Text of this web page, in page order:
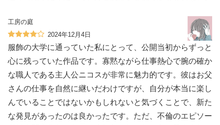
工房の庭
2024年12月4日
服飾の大学に通っていた私にとって、公開当初からずっと
心に残っていた作品です。寡黙ながら仕事熱心で腕の確か
な職人である主人公ニコスが非常に魅力的です。彼はお父
さんの仕事を自然に継いだわけですが、自分が本当に楽し
んでいることではないかもしれないと気づくことで、新た
な発見があったのは良かったです。ただ、不倫のエピソー